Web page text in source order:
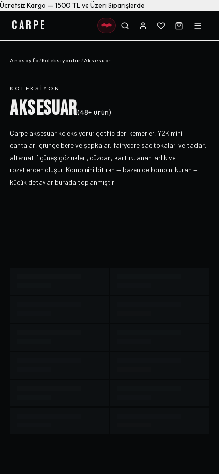
Ücretsiz Kargo — 1500 TL ve Üzeri Siparişlerde
CARPE
Anasayfa/Koleksiyonlar/Aksesuar
KOLEKSIYON
AKSESUAR(48+ ürün)
Carpe aksesuar koleksiyonu; gothic deri kemerler, Y2K mini
çantalar, grunge bere ve şapkalar, fairycore saç tokaları ve taçlar,
alternatif güneş gözlükleri, cüzdan, kartlık, anahtarlık ve
rozetlerden oluşur. Kombinini bitiren — bazen de kombini kuran —
küçük detaylar burada toplanmıştır.